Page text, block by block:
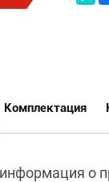
Комплектация
о